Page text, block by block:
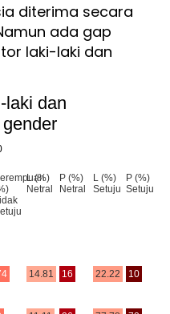
diterima secara
ada gap
laki-laki dan